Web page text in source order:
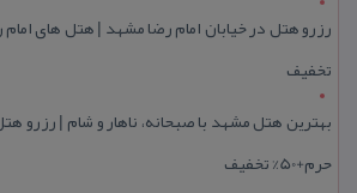
تخفیف
بهترین هتل مشهد با صبحانه، ناهار و شام | رزرو
حرم+50% تخفیف